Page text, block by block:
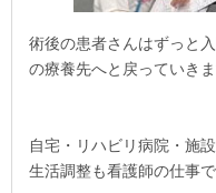
術後の患者さんはずっと
の療養先へと戻っていきま
自宅・リハビリ病院・施
生活調整も看護師の仕事で